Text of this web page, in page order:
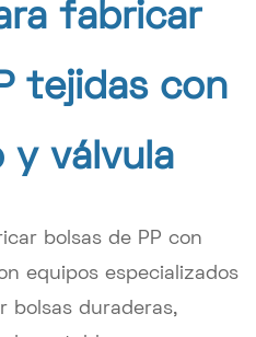
fabricar
tejidas con
y válvula
bolsas de PP con
equipos especializados
bolsas duraderas,